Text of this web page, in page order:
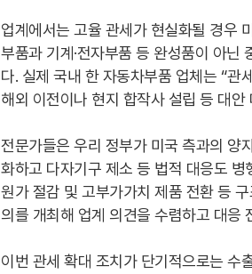
업계에서는 고율 관세가 현실화될 경우
부품과 기계·전자부품 등 완성품이 아닌
다. 실제 국내 한 자동차부품 업체는 “관
해외 이전이나 현지 합작사 설립 등 대안
전문가들은 우리 정부가 미국 측과의 양
화하고 다자기구 제소 등 법적 대응도 병
원가 절감 및 고부가가치 제품 전환 등
의를 개최해 업계 의견을 수렴하고 대응
이번 관세 확대 조치가 단기적으로는 수